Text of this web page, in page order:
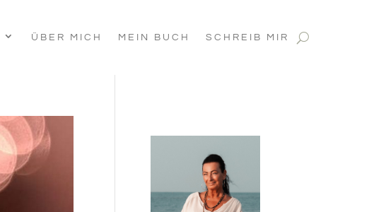
ÜBER MICH MEIN BUCH SCHREIB MIR